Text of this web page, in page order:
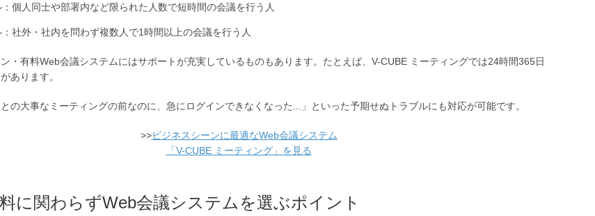
個人同士や部署内など限られた人数で短時間の会議を行う人
社外・社内を問わず複数人で1時間以上の会議を行う人
・有料Web会議システムにはサポートが充実しているものもあります。たとえば、V-CUBE ミーティングでは24時間365日
あります。
との大事なミーティングの前なのに、急にログインできなくなった...」といった予期せぬトラブルにも対応が可能です。
>>ビジネスシーンに最適なWeb会議システム
「V-CUBE ミーティング」を見る
に関わらずWeb会議システムを選ぶポイント